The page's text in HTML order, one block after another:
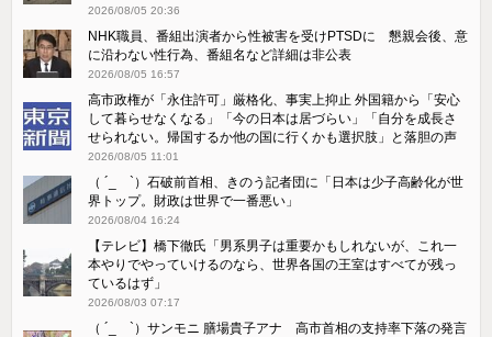
2026/08/05 20:36
NHK職員、番組出演者から性被害を受けPTSDに 懇親会後、意
に沿わない性行為、番組名など詳細は非公表
2026/08/05 16:57
高市政権が「永住許可」厳格化、事実上抑止 外国籍から「安心
して暮らせなくなる」「今の日本は居づらい」「自分を成長さ
せられない。帰国するか他の国に行くかも選択肢」と落胆の声
2026/08/05 11:01
（ ´_ゝ`）石破前首相、きのう記者団に「日本は少子高齢化が世
界トップ。財政は世界で一番悪い」
2026/08/04 16:24
【テレビ】橋下徹氏「男系男子は重要かもしれないが、これ一
本やりでやっていけるのなら、世界各国の王室はすべてが残っ
ているはず」
2026/08/03 07:17
（ ´_ゝ`）サンモニ 膳場貴子アナ 高市首相の支持率下落の発言